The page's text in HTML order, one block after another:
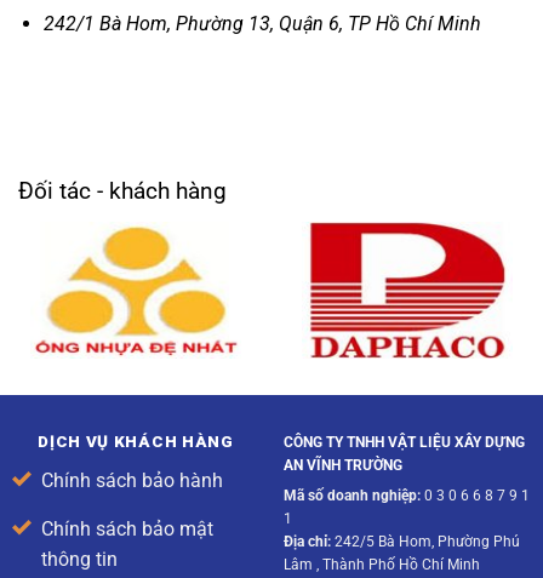
242/1 Bà Hom, Phường 13, Quận 6, TP Hồ Chí Minh
Đối tác - khách hàng
DỊCH VỤ KHÁCH HÀNG
Chính sách bảo hành
Chính sách bảo mật
thông tin
CÔNG TY TNHH VẬT LIỆU XÂY DỰNG
AN VĨNH TRƯỜNG
Mã số doanh nghiệp:0 3 0 6 6 8 7 9 1
1
Địa chỉ:242/5 Bà Hom, Phường Phú
Lâm , Thành Phố Hồ Chí Minh